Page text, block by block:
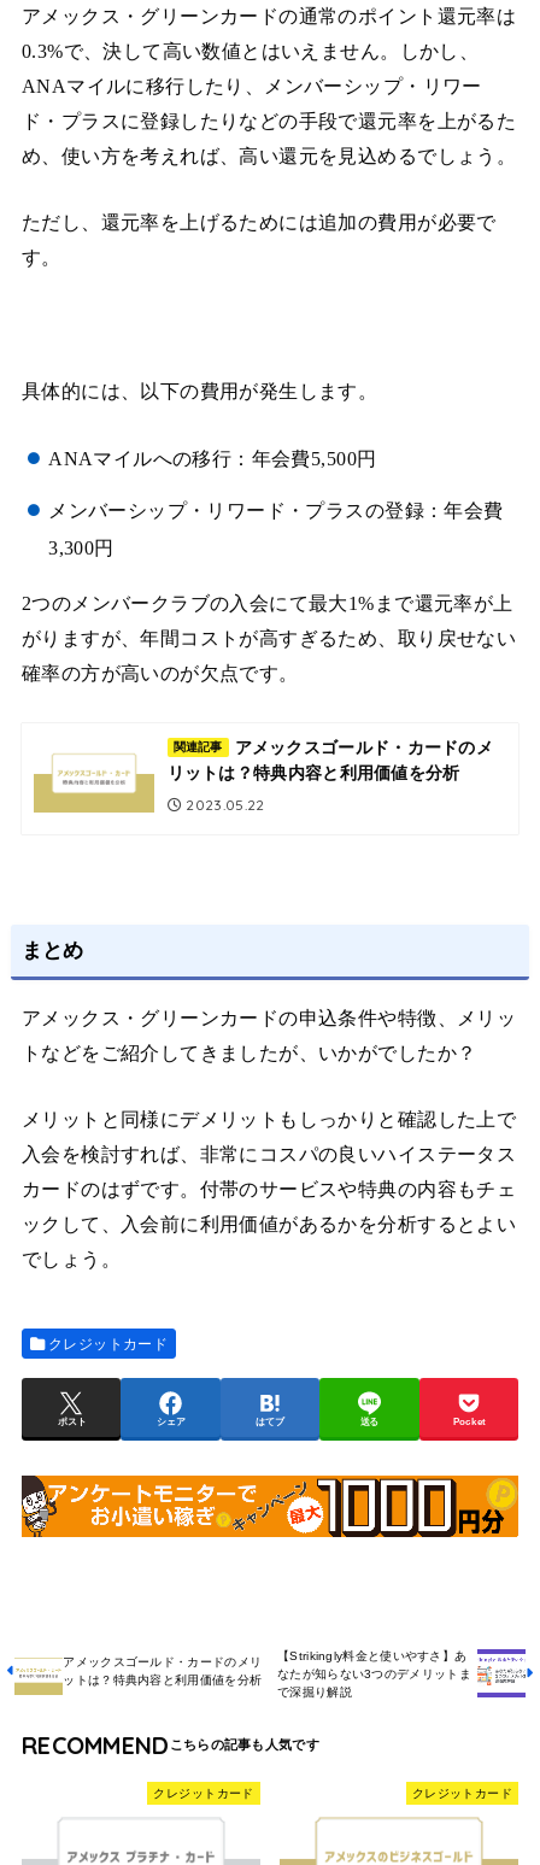
アメックス・グリーンカードの通常のポイント還元率は
0.3%で、決して高い数値とはいえません。しかし、
ANAマイルに移行したり、メンバーシップ・リワー
ド・プラスに登録したりなどの手段で還元率を上がるた
め、使い方を考えれば、高い還元を見込めるでしょう。
ただし、還元率を上げるためには追加の費用が必要で
す。
具体的には、以下の費用が発生します。
ANAマイルへの移行：年会費5,500円
メンバーシップ・リワード・プラスの登録：年会費
3,300円
2つのメンバークラブの入会にて最大1%まで還元率が上
がりますが、年間コストが高すぎるため、取り戻せない
確率の方が高いのが欠点です。
関連記事
アメックスゴールド・カードのメ
リットは？特典内容と利用価値を分析
2023.05.22
まとめ
アメックス・グリーンカードの申込条件や特徴、メリッ
トなどをご紹介してきましたが、いかがでしたか？
メリットと同様にデメリットもしっかりと確認した上で
入会を検討すれば、非常にコスパの良いハイステータス
カードのはずです。付帯のサービスや特典の内容もチェ
ックして、入会前に利用価値があるかを分析するとよい
でしょう。
クレジットカード
ポスト シェア はてブ 送る Pocket
アメックスゴールド・カードのメリ
ットは？特典内容と利用価値を分析
【Strikingly料金と使いやすさ】あ
なたが知らない3つのデメリットま
で深掘り解説
RECOMMEND
クレジットカード クレジットカード